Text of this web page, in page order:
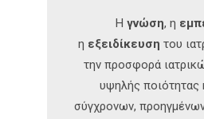
Η γνώση, η
η εξειδίκευση του
την προσφορά
υψηλής ποιότητας
σύγχρονων,